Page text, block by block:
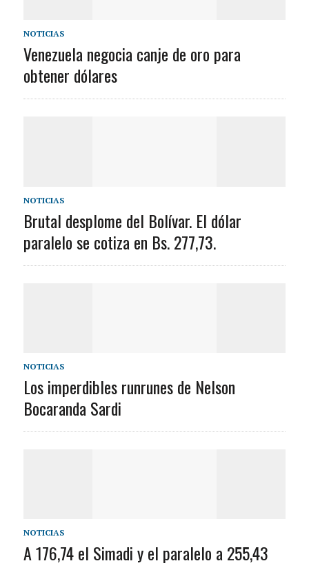
NOTICIAS
Venezuela negocia canje de oro para
obtener dólares
NOTICIAS
Brutal desplome del Bolívar. El dólar
paralelo se cotiza en Bs. 277,73.
NOTICIAS
Los imperdibles runrunes de Nelson
Bocaranda Sardi
NOTICIAS
A 176,74 el Simadi y el paralelo a 255,43